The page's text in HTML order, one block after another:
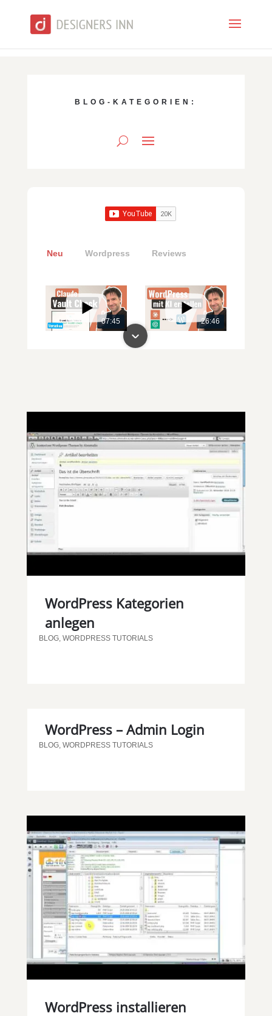
BLOG-KATEGORIEN:
Neu Wordpress Reviews
07:45 26:46
WordPress Kategorien
anlegen
BLOG, WORDPRESS TUTORIALS
WordPress – Admin Login
BLOG, WORDPRESS TUTORIALS
WordPress installieren